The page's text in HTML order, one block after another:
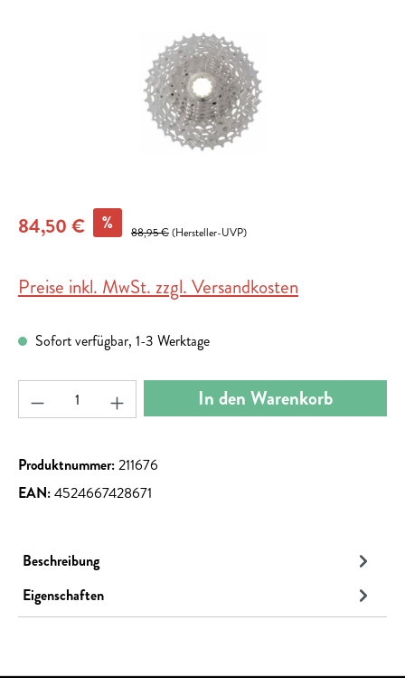
84,50 € % 88,95 €(Hersteller-UVP)
Preise inkl. MwSt. zzgl. Versandkosten
Sofort verfügbar, 1-3 Werktage
Produkt Anzahl: Gib den gewünschten Wert ein
In den Warenkorb
Produktnummer:211676
EAN:4524667428671
Beschreibung
Eigenschaften